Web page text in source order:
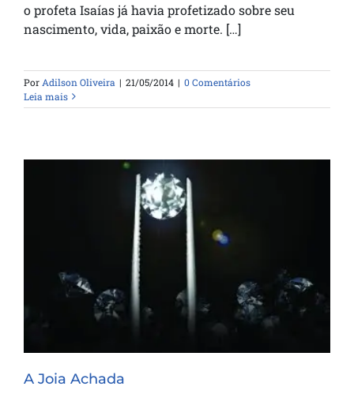
o profeta Isaías já havia profetizado sobre seu
nascimento, vida, paixão e morte. […]
Por Adilson Oliveira | 21/05/2014 | 0 Comentários
Leia mais
A Joia Achada
A Joia Achada